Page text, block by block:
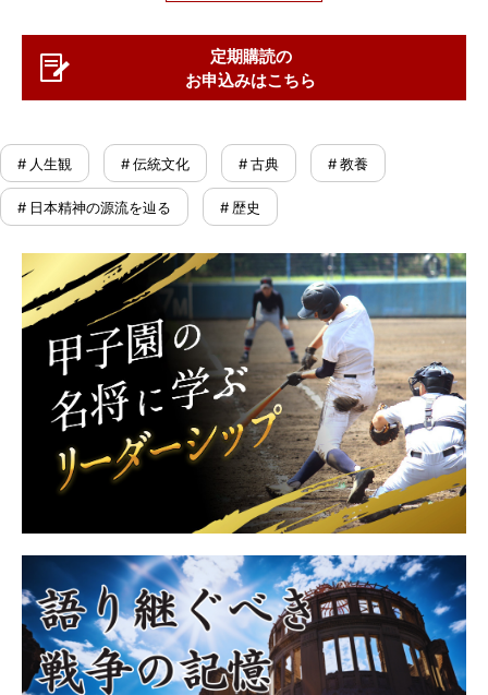
定期購読の
お申込みはこちら
# 人生観 # 伝統文化 # 古典 # 教養
# 日本精神の源流を辿る # 歴史